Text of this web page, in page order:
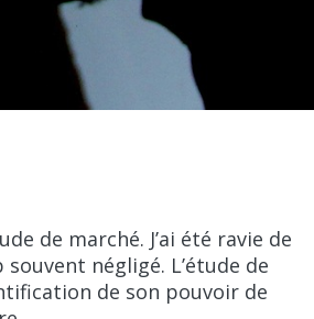
de marché. J’ai été ravie de
négligé. L’étude de
de son pouvoir de